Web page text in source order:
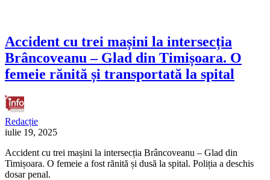
Accident cu trei mașini la intersecția
Brâncoveanu – Glad din Timișoara. O
femeie rănită și transportată la spital
Redacție
iulie 19, 2025
Accident cu trei mașini la intersecția Brâncoveanu – Glad din
Timișoara. O femeie a fost rănită și dusă la spital. Poliția a deschis
dosar penal.